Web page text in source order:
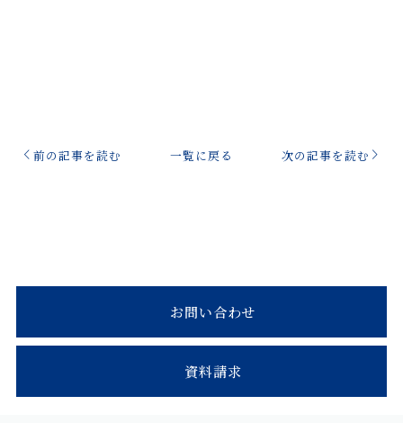
前の記事を読む 一覧に戻る 次の記事を読む
お問い合わせ
資料請求